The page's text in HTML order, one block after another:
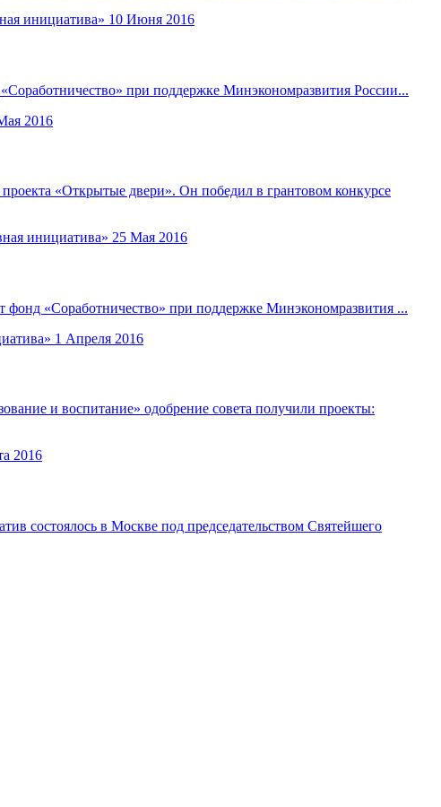
инициатива» 10 Июня 2016
при поддержке Минэкономразвития России...
2016
«Открытые двери». Он победил в грантовом конкурсе
инициатива» 25 Мая 2016
фонд «Соработничество» при поддержке Минэкономразвития ...
1 Апреля 2016
и воспитание» одобрение совета получили проекты:
2016
состоялось в Москве под председательством Святейшего